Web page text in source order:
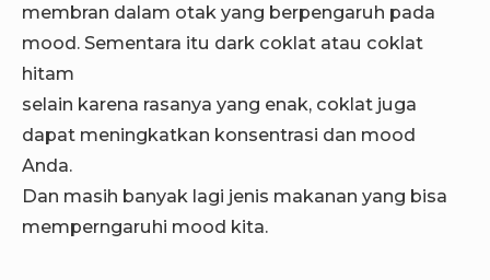
membran dalam otak yang berpengaruh pada
mood. Sementara itu dark coklat atau coklat
hitam
selain karena rasanya yang enak, coklat juga
dapat meningkatkan konsentrasi dan mood
Anda.
Dan masih banyak lagi jenis makanan yang bisa
memperngaruhi mood kita.